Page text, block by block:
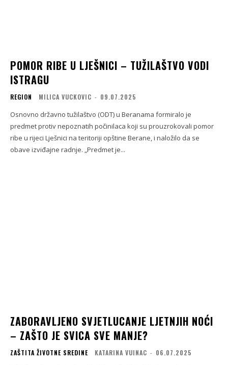
POMOR RIBE U LJEŠNICI – TUŽILAŠTVO VODI
ISTRAGU
REGION MILICA VUCKOVIC - 09.07.2025
Osnovno državno tužilaštvo (ODT) u Beranama formiralo je
predmet protiv nepoznatih počinilaca koji su prouzrokovali pomor
ribe u rijeci Lješnici na teritoriji opštine Berane, i naložilo da se
obave izviđajne radnje. „Predmet je...
ZABORAVLJENO SVJETLUCANJE LJETNJIH NOĆI
– ZAŠTO JE SVICA SVE MANJE?
ZAŠTITA ŽIVOTNE SREDINE KATARINA VUINAC - 06.07.2025